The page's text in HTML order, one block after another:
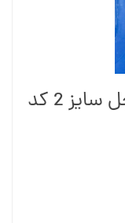
لانسه ماهیگیری فیشینگ تاچل سایز 2 کد